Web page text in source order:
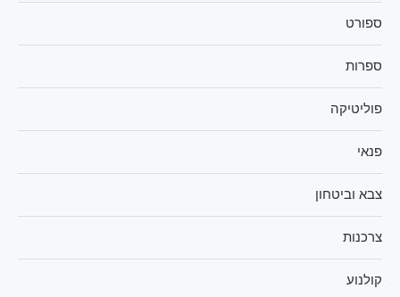
ספורט
ספרות
פוליטיקה
פנאי
צבא וביטחון
צרכנות
קולנוע